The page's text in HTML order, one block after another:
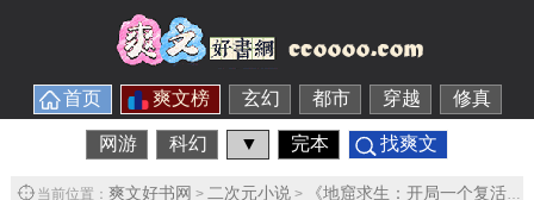
首页 爽文榜 玄幻 都市 穿越 修真
网游 科幻 ▼ 完本 找爽文
当前位置： 爽文好书网 > 二次元小说> 《地窟求生：开局一个复活币》